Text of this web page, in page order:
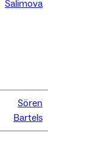
Salimova
Sören
Bartels